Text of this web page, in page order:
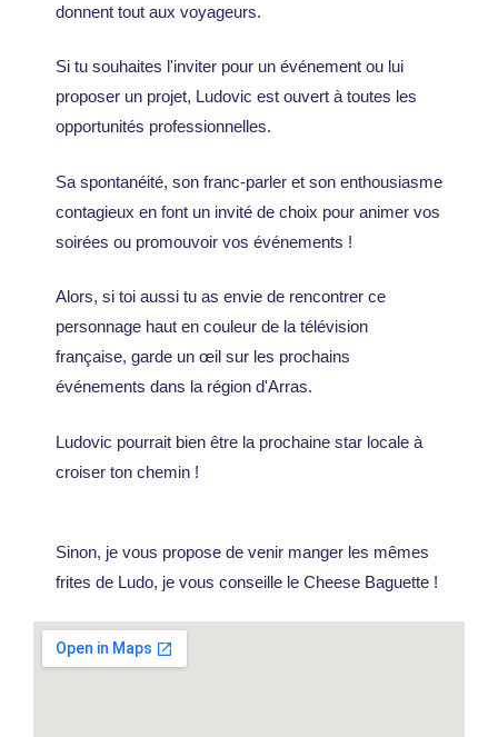
donnent tout aux voyageurs.
Si tu souhaites l'inviter pour un événement ou lui
proposer un projet, Ludovic est ouvert à toutes les
opportunités professionnelles.
Sa spontanéité, son franc-parler et son enthousiasme
contagieux en font un invité de choix pour animer vos
soirées ou promouvoir vos événements !
Alors, si toi aussi tu as envie de rencontrer ce
personnage haut en couleur de la télévision
française, garde un œil sur les prochains
événements dans la région d'Arras.
Ludovic pourrait bien être la prochaine star locale à
croiser ton chemin !
Sinon, je vous propose de venir manger les mêmes
frites de Ludo, je vous conseille le Cheese Baguette !